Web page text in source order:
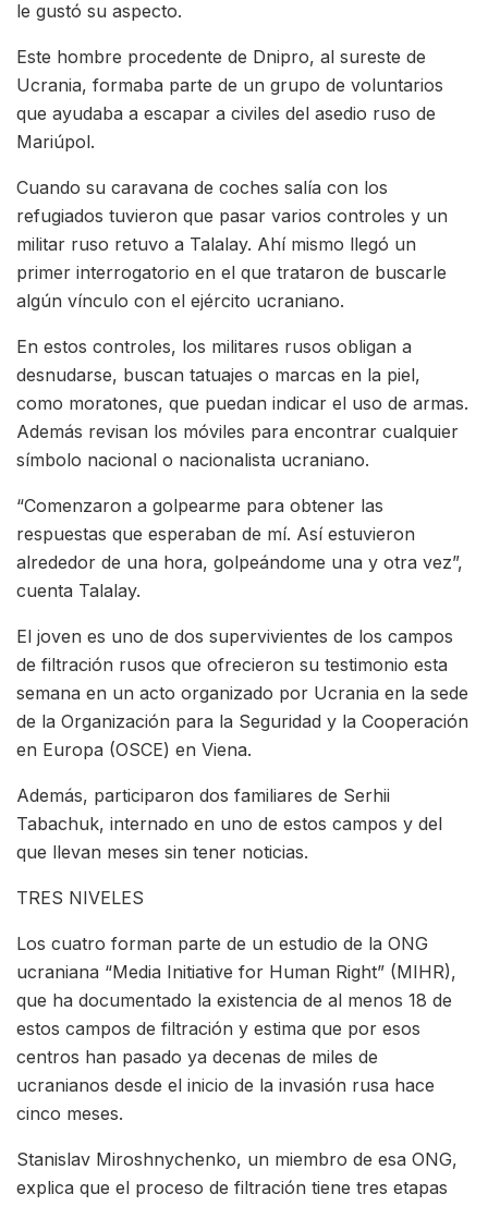
le gustó su aspecto.
Este hombre procedente de Dnipro, al sureste de
Ucrania, formaba parte de un grupo de voluntarios
que ayudaba a escapar a civiles del asedio ruso de
Mariúpol.
Cuando su caravana de coches salía con los
refugiados tuvieron que pasar varios controles y un
militar ruso retuvo a Talalay. Ahí mismo llegó un
primer interrogatorio en el que trataron de buscarle
algún vínculo con el ejército ucraniano.
En estos controles, los militares rusos obligan a
desnudarse, buscan tatuajes o marcas en la piel,
como moratones, que puedan indicar el uso de armas.
Además revisan los móviles para encontrar cualquier
símbolo nacional o nacionalista ucraniano.
“Comenzaron a golpearme para obtener las
respuestas que esperaban de mí. Así estuvieron
alrededor de una hora, golpeándome una y otra vez”,
cuenta Talalay.
El joven es uno de dos supervivientes de los campos
de filtración rusos que ofrecieron su testimonio esta
semana en un acto organizado por Ucrania en la sede
de la Organización para la Seguridad y la Cooperación
en Europa (OSCE) en Viena.
Además, participaron dos familiares de Serhii
Tabachuk, internado en uno de estos campos y del
que llevan meses sin tener noticias.
TRES NIVELES
Los cuatro forman parte de un estudio de la ONG
ucraniana “Media Initiative for Human Right” (MIHR),
que ha documentado la existencia de al menos 18 de
estos campos de filtración y estima que por esos
centros han pasado ya decenas de miles de
ucranianos desde el inicio de la invasión rusa hace
cinco meses.
Stanislav Miroshnychenko, un miembro de esa ONG,
explica que el proceso de filtración tiene tres etapas